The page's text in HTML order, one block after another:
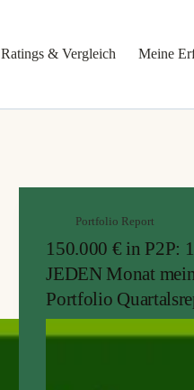
Ratings & Vergleich Meine
Portfolio Report
150.000 € in P2P:
JEDEN Monat
Portfolio